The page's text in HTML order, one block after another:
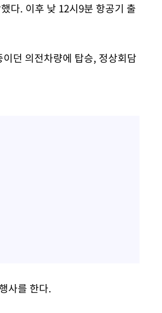
다. 이후 낮 12시9분 항공기 출
던 의전차량에 탑승, 정상회담
사를 한다.